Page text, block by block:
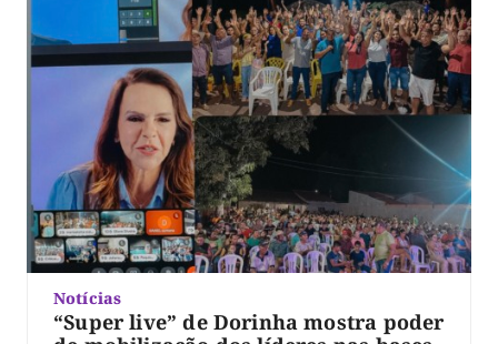
Notícias
“Super live” de Dorinha mostra poder